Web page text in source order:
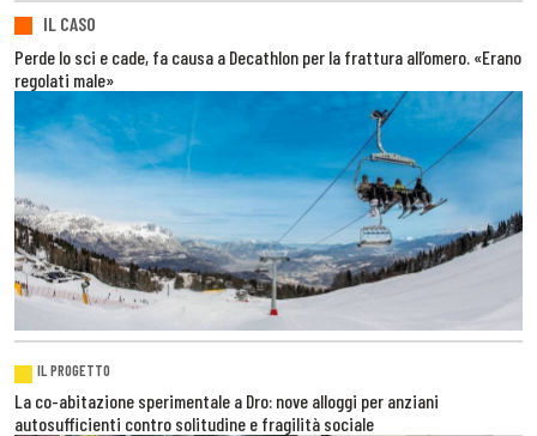
IL CASO
Perde lo sci e cade, fa causa a Decathlon per la frattura all’omero. «Erano
regolati male»
IL PROGETTO
La co-abitazione sperimentale a Dro: nove alloggi per anziani
autosufficienti contro solitudine e fragilità sociale